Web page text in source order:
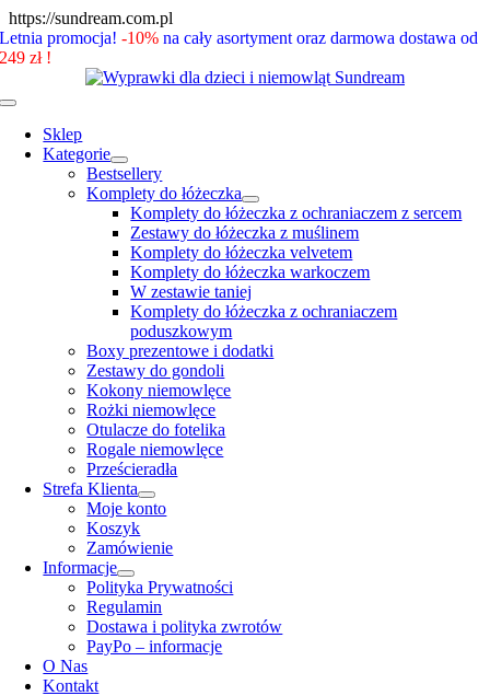
https://sundream.com.pl
to
Letnia promocja!-10% na cały asortyment oraz darmowa dostawa od
249 zł !
Toggle
Navigation
Sklep
Kategorie
Bestsellery
Komplety do łóżeczka
Komplety do łóżeczka z ochraniaczem z sercem
Zestawy do łóżeczka z muślinem
Komplety do łóżeczka velvetem
Komplety do łóżeczka warkoczem
W zestawie taniej
Komplety do łóżeczka z ochraniaczem
poduszkowym
Boxy prezentowe i dodatki
Zestawy do gondoli
Kokony niemowlęce
Rożki niemowlęce
Otulacze do fotelika
Rogale niemowlęce
Prześcieradła
Strefa Klienta
Moje konto
Koszyk
Zamówienie
Informacje
Polityka Prywatności
Regulamin
Dostawa i polityka zwrotów
PayPo – informacje
O Nas
Kontakt